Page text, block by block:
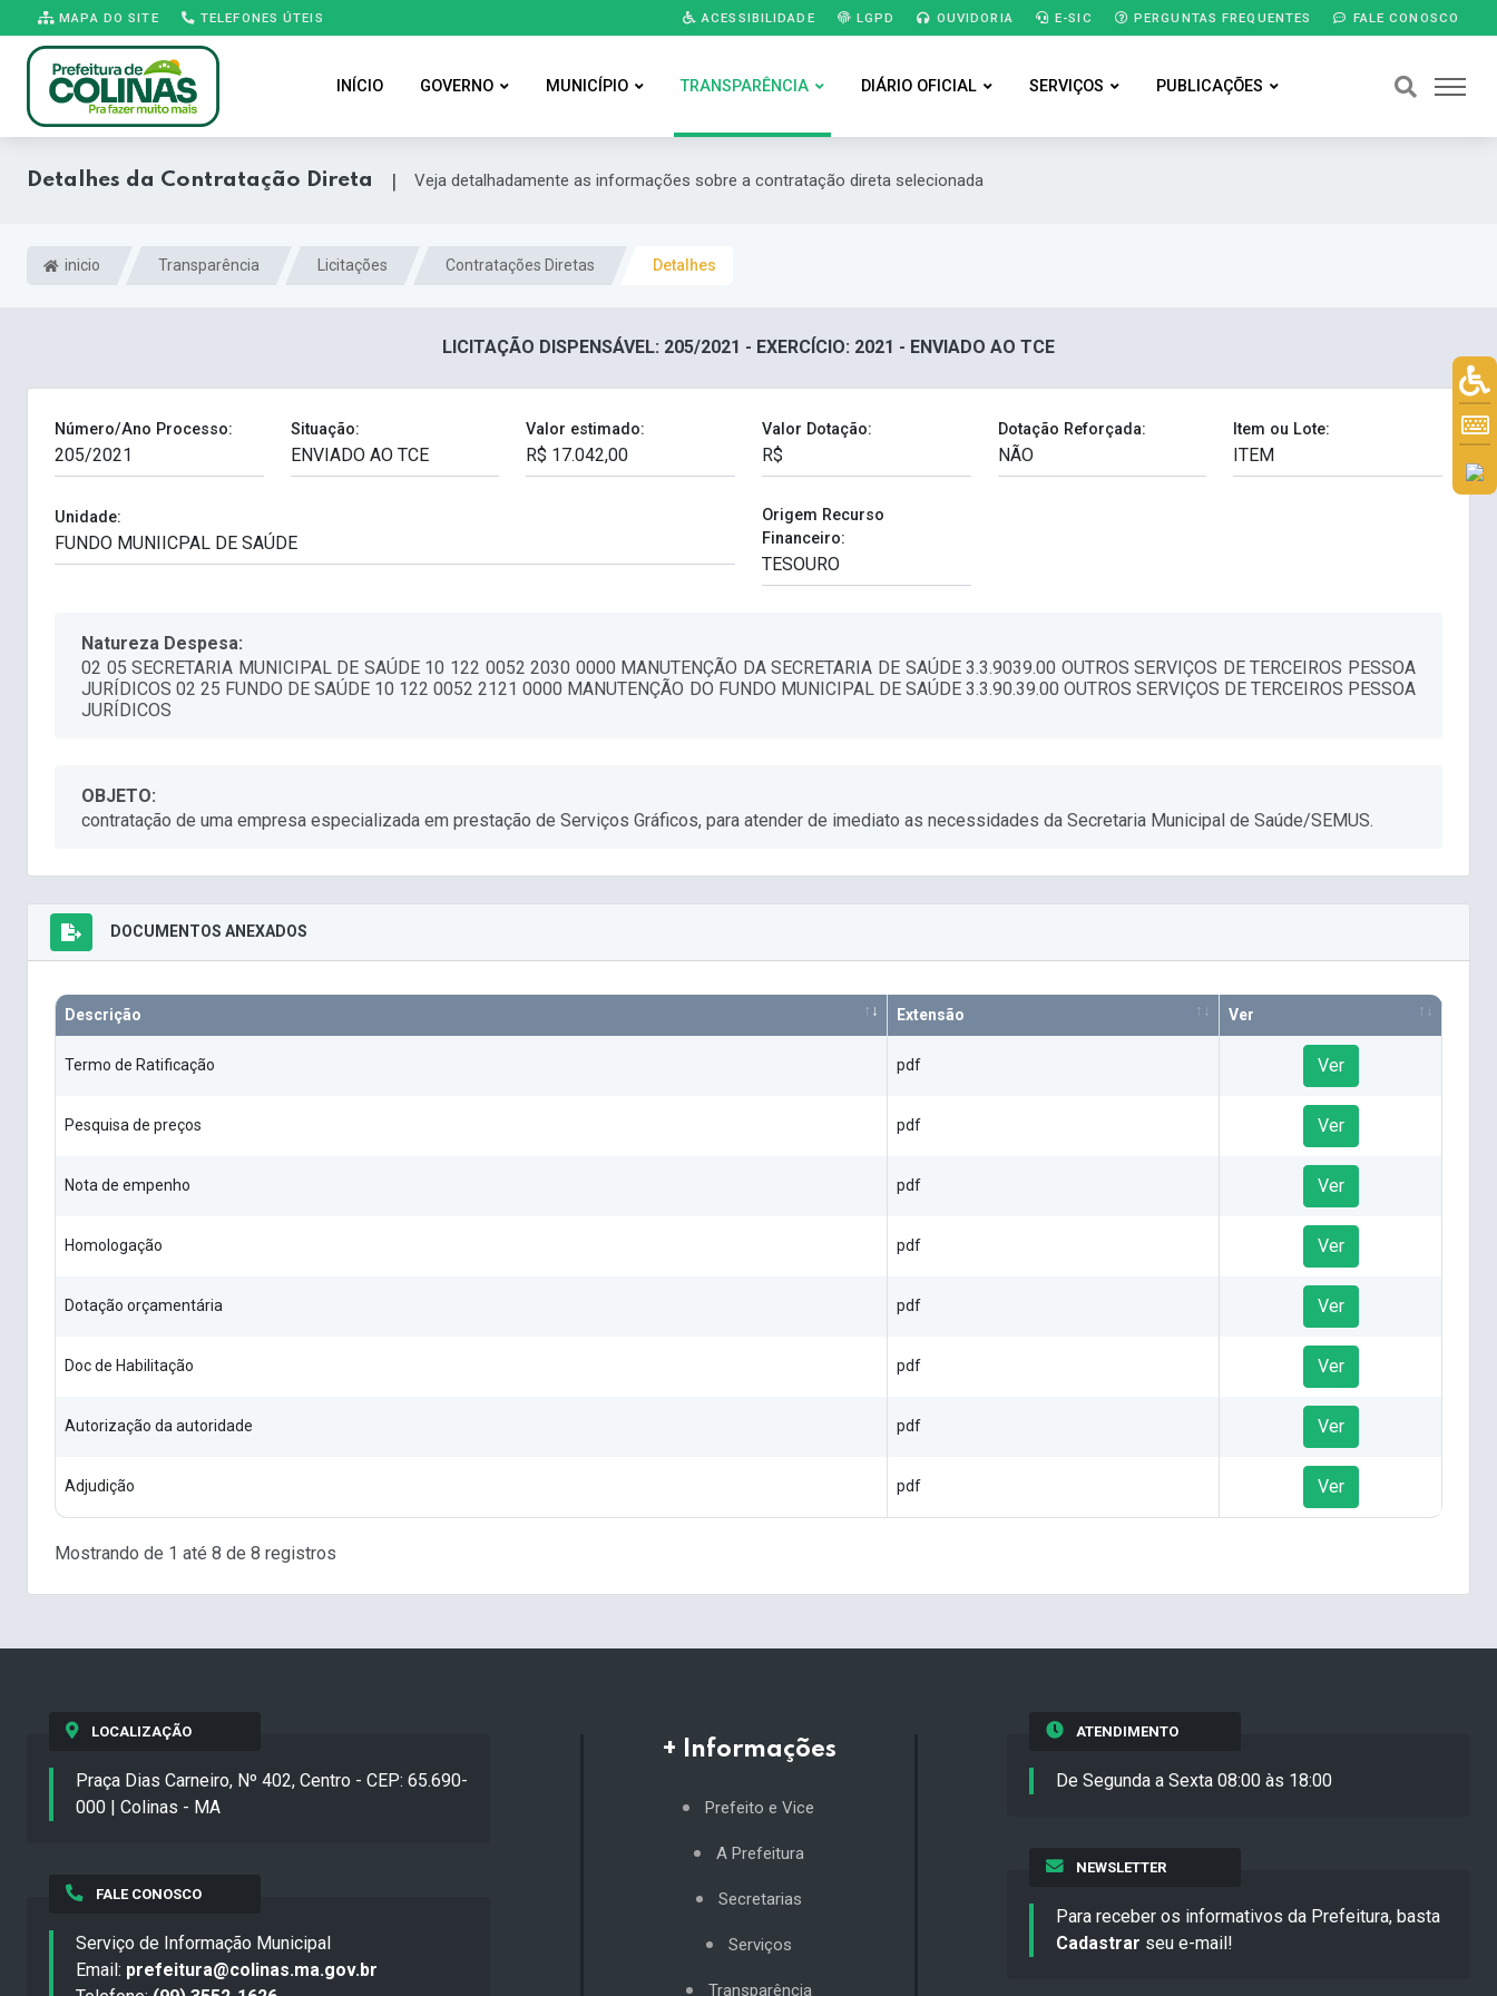
MAPA DO SITE TELEFONES ÚTEIS ACESSIBILIDADE LGPD OUVIDORIA E-SIC PERGUNTAS FREQUENTES FALE CONOSCO
INÍCIO GOVERNO MUNICÍPIO TRANSPARÊNCIA DIÁRIO OFICIAL SERVIÇOS PUBLICAÇÕES
Detalhes da Contratação Direta | Veja detalhadamente as informações sobre a contratação direta selecionada
inicio Transparência Licitações Contratações Diretas Detalhes
LICITAÇÃO DISPENSÁVEL: 205/2021 - EXERCÍCIO: 2021 - ENVIADO AO TCE
Número/Ano Processo: Situação: Valor estimado: Valor Dotação: Dotação Reforçada: Item ou Lote:
Unidade:
Origem Recurso
Financeiro:
Natureza Despesa:
02 05 SECRETARIA MUNICIPAL DE SAÚDE 10 122 0052 2030 0000 MANUTENÇÃO DA SECRETARIA DE SAÚDE 3.3.9039.00 OUTROS SERVIÇOS DE TERCEIROS PESSOA
JURÍDICOS 02 25 FUNDO DE SAÚDE 10 122 0052 2121 0000 MANUTENÇÃO DO FUNDO MUNICIPAL DE SAÚDE 3.3.90.39.00 OUTROS SERVIÇOS DE TERCEIROS PESSOA
JURÍDICOS
OBJETO:
contratação de uma empresa especializada em prestação de Serviços Gráficos, para atender de imediato as necessidades da Secretaria Municipal de Saúde/SEMUS.
DOCUMENTOS ANEXADOS
Descrição Extensão Ver
Termo de Ratificação pdf Ver
Pesquisa de preços pdf Ver
Nota de empenho pdf Ver
Homologação pdf Ver
Dotação orçamentária pdf Ver
Doc de Habilitação pdf Ver
Autorização da autoridade pdf Ver
Adjudição pdf Ver
Mostrando de 1 até 8 de 8 registros
LOCALIZAÇÃO
Praça Dias Carneiro, Nº 402, Centro - CEP: 65.690-
000 | Colinas - MA
FALE CONOSCO
Serviço de Informação Municipal
Email: prefeitura@colinas.ma.gov.br
+ Informações
Prefeito e Vice
A Prefeitura
Secretarias
Serviços
Transparência
ATENDIMENTO
De Segunda a Sexta 08:00 às 18:00
NEWSLETTER
Para receber os informativos da Prefeitura, basta
Cadastrar seu e-mail!